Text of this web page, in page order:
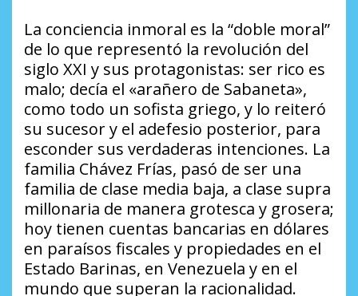
La conciencia inmoral es la “doble moral”
de lo que representó la revolución del
siglo XXI y sus protagonistas: ser rico es
malo; decía el «arañero de Sabaneta»,
como todo un sofista griego, y lo reiteró
su sucesor y el adefesio posterior, para
esconder sus verdaderas intenciones. La
familia Chávez Frías, pasó de ser una
familia de clase media baja, a clase supra
millonaria de manera grotesca y grosera;
hoy tienen cuentas bancarias en dólares
en paraísos fiscales y propiedades en el
Estado Barinas, en Venezuela y en el
mundo que superan la racionalidad.